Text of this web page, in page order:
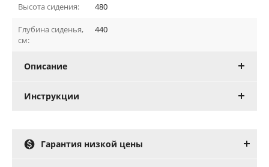
Высота сидения: 480
Глубина сиденья,
см:
440
Описание
Инструкции
 Гарантия низкой цены